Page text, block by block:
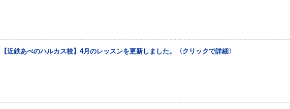
【近鉄あべのハルカス校】4月のレッスンを更新しました。〈クリックで詳細〉